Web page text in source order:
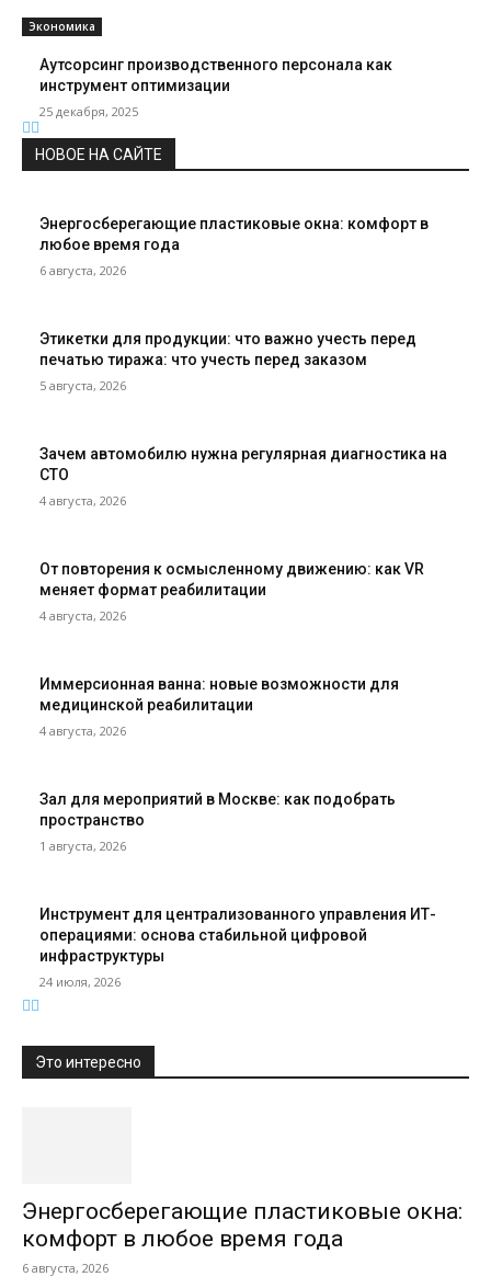
Экономика
Аутсорсинг производственного персонала как
инструмент оптимизации
25 декабря, 2025
НОВОЕ НА САЙТЕ
Энергосберегающие пластиковые окна: комфорт в
любое время года
6 августа, 2026
Этикетки для продукции: что важно учесть перед
печатью тиража: что учесть перед заказом
5 августа, 2026
Зачем автомобилю нужна регулярная диагностика на
СТО
4 августа, 2026
От повторения к осмысленному движению: как VR
меняет формат реабилитации
4 августа, 2026
Иммерсионная ванна: новые возможности для
медицинской реабилитации
4 августа, 2026
Зал для мероприятий в Москве: как подобрать
пространство
1 августа, 2026
Инструмент для централизованного управления ИТ-
операциями: основа стабильной цифровой
инфраструктуры
24 июля, 2026
Это интересно
Энергосберегающие пластиковые окна:
комфорт в любое время года
6 августа, 2026